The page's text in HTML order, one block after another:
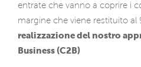
entrate che vanno a coprire i
margine che viene restituito al
realizzazione del nostro
Business (C2B)